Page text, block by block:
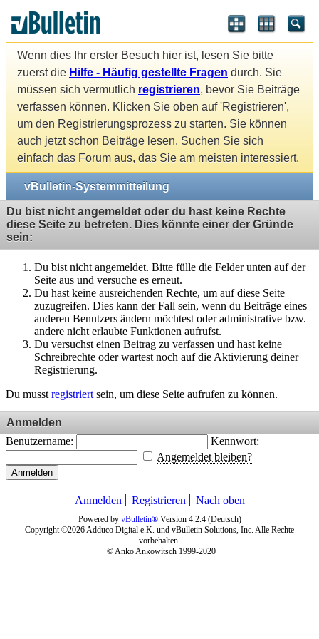
Wenn dies Ihr erster Besuch hier ist, lesen Sie bitte
zuerst die Hilfe - Häufig gestellte Fragen durch. Sie
müssen sich vermutlich registrieren, bevor Sie Beiträge
verfassen können. Klicken Sie oben auf 'Registrieren',
um den Registrierungsprozess zu starten. Sie können
auch jetzt schon Beiträge lesen. Suchen Sie sich
einfach das Forum aus, das Sie am meisten interessiert.
vBulletin-Systemmitteilung
Du bist nicht angemeldet oder du hast keine Rechte
diese Seite zu betreten. Dies könnte einer der Gründe
sein:
Du bist nicht angemeldet. Bitte fülle die Felder unten auf der
Seite aus und versuche es erneut.
Du hast keine ausreichenden Rechte, um auf diese Seite
zuzugreifen. Dies kann der Fall sein, wenn du Beiträge eines
anderen Benutzers ändern möchtest oder administrative bzw.
andere nicht erlaubte Funktionen aufrufst.
Du versuchst einen Beitrag zu verfassen und hast keine
Schreibrechte oder wartest noch auf die Aktivierung deiner
Registrierung.
Du musst registriert sein, um diese Seite aufrufen zu können.
Anmelden
Benutzername:
Kennwort:
Angemeldet bleiben?
Anmelden
Anmelden Registrieren Nach oben
Powered by vBulletin®Version 4.2.4 (Deutsch)
Copyright ©2026 Adduco Digital e.K. und vBulletin Solutions, Inc. Alle Rechte
vorbehalten.
© Anko Ankowitsch 1999-2020